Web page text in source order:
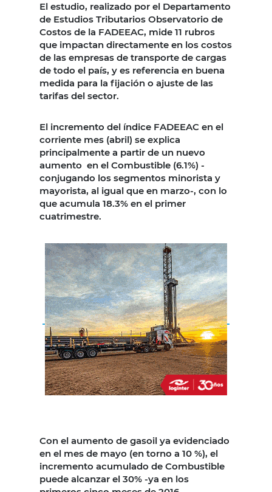
El estudio, realizado por el Departamento
de Estudios Tributarios Observatorio de
Costos de la FADEEAC, mide 11 rubros
que impactan directamente en los costos
de las empresas de transporte de cargas
de todo el país, y es referencia en buena
medida para la fijación o ajuste de las
tarifas del sector.
El incremento del índice FADEEAC en el
corriente mes (abril) se explica
principalmente a partir de un nuevo
aumento en el Combustible (6.1%) -
conjugando los segmentos minorista y
mayorista, al igual que en marzo-, con lo
que acumula 18.3% en el primer
cuatrimestre.
Con el aumento de gasoil ya evidenciado
en el mes de mayo (en torno a 10 %), el
incremento acumulado de Combustible
puede alcanzar el 30% -ya en los